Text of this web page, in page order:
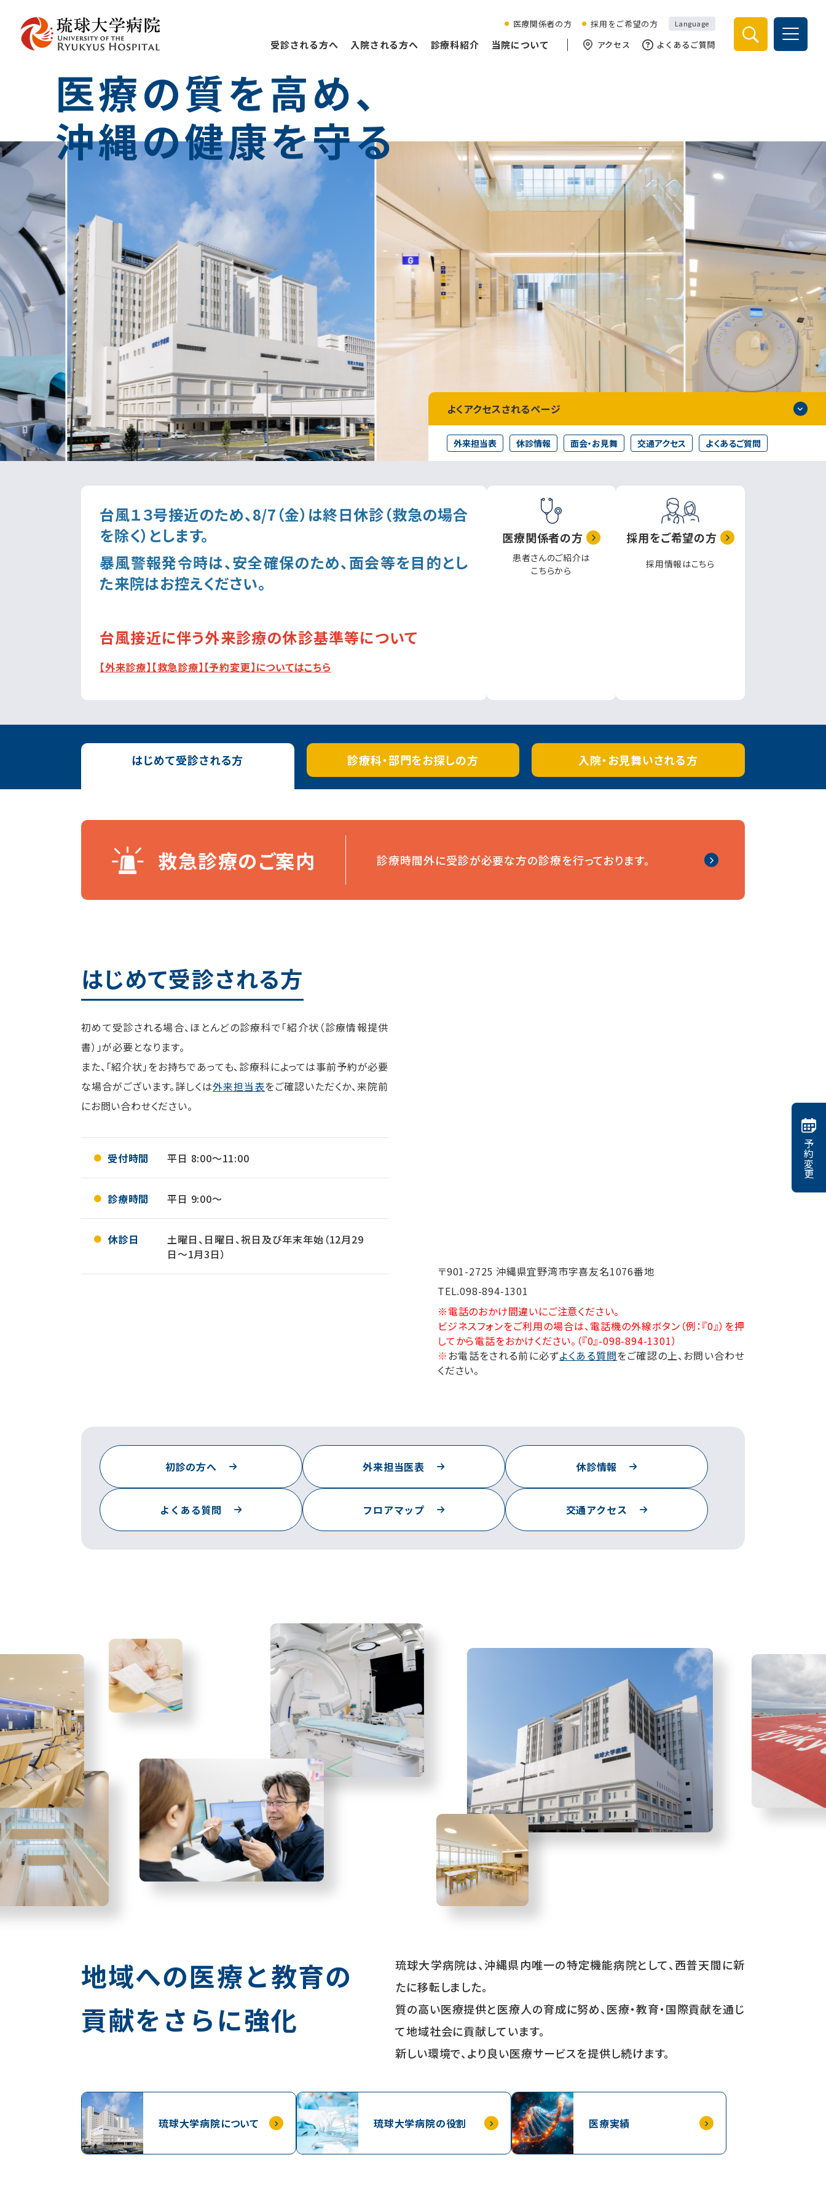
医療関係者の方 採用をご希望の方 Language
受診される方へ 入院される方へ 診療科紹介 当院について アクセス よくあるご質問
医療の質を高め、
沖縄の健康を守る
よくアクセスされるページ
外来担当表 休診情報 面会・お見舞 交通アクセス よくあるご質問
台風１３号接近のため、8/7（金）は終日休診（救急の場合
を除く）とします。
暴風警報発令時は、安全確保のため、面会等を目的とし
た来院はお控えください。
台風接近に伴う外来診療の休診基準等について
【外来診療】【救急診療】【予約変更】についてはこちら
医療関係者の方
患者さんのご紹介は
こちらから
採用をご希望の方
採用情報はこちら
はじめて受診される方 診療科・部門をお探しの方 入院・お見舞いされる方
救急診療のご案内 診療時間外に受診が必要な方の診療を行っております。
はじめて受診される方
初めて受診される場合、ほとんどの診療科で「紹介状（診療情報提供
書）」が必要となります。
また、「紹介状」をお持ちであっても、診療科によっては事前予約が必要
な場合がございます。詳しくは外来担当表をご確認いただくか、来院前
にお問い合わせください。
受付時間 平日 8:00～11:00
診療時間 平日 9:00～
休診日
土曜日、日曜日、祝日及び年末年始（12月29
日～1月3日）
〒901-2725沖縄県宜野湾市字喜友名1076番地
TEL.098-894-1301
※電話のおかけ間違いにご注意ください。
ビジネスフォンをご利用の場合は、電話機の外線ボタン（例：『0』）を押
してから電話をおかけください。（『0』-098-894-1301）
※お電話をされる前に必ずよくある質問をご確認の上、お問い合わせ
ください。
初診の方へ 外来担当医表 休診情報
よくある質問 フロアマップ 交通アクセス
地域への医療と教育の
貢献をさらに強化
琉球大学病院は、沖縄県内唯一の特定機能病院として、西普天間に新
たに移転しました。
質の高い医療提供と医療人の育成に努め、医療・教育・国際貢献を通じ
て地域社会に貢献しています。
新しい環境で、より良い医療サービスを提供し続けます。
琉球大学病院について 琉球大学病院の役割 医療実績
予約変更